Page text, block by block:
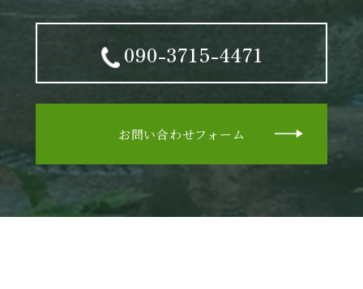
090-3715-4471
お問い合わせフォーム